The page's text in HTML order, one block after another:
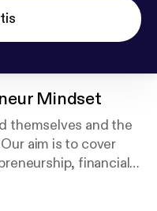
Mindset
themselves and the
aim is to cover
financial
and the